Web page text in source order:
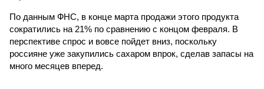
По данным ФНС, в конце марта продажи этого продукта
сократились на 21% по сравнению с концом февраля. В
перспективе спрос и вовсе пойдет вниз, поскольку
россияне уже закупились сахаром впрок, сделав запасы на
много месяцев вперед.